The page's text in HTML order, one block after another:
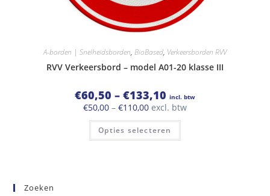
A-borden | Snelheidsborden, BioBased, Verkeersborden RVV
RVV Verkeersbord – model A01-20 klasse III
€60,50 – €133,10 Prijsklasse:
€60,50
tot
€133,10
incl. btw
€50,00 – €110,00Prijsklasse:
tot
€110,00
excl. btw
Opties selecteren
Dit
heeft
Zoeken